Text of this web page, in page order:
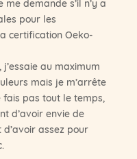
pour les
certification Oeko-
au maximum
mais je m’arrête
fais pas tout le temps,
d’avoir envie de
assez pour